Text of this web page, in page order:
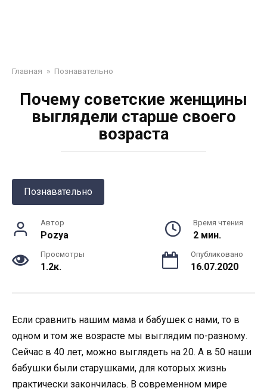
Главная » Познавательно
Почему советские женщины
выглядели старше своего
возраста
Познавательно
Автор
Pozya
Время чтения
2 мин.
Просмотры
1.2к.
Опубликовано
16.07.2020
Если сравнить нашим мама и бабушек с нами, то в
одном и том же возрасте мы выглядим по-разному.
Сейчас в 40 лет, можно выглядеть на 20. А в 50 наши
бабушки были старушками, для которых жизнь
практически закончилась. В современном мире